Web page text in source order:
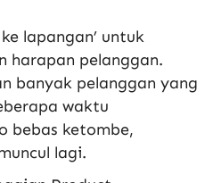
lapangan’ untuk
harapan pelanggan.
banyak pelanggan yang
waktu
bebas ketombe,
lagi.